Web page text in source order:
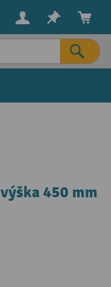
450 mm